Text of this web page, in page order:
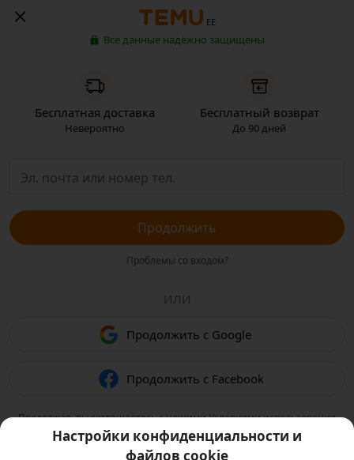
EE
Все данные надёжно защищены
Бесплатная доставка
Невероятно
Бесплатный возврат
До 90 дней
Продолжить
Проблемы со входом?
ИЛИ
Продолжить с Google
Продолжить с Facebook
Продолжая, вы соглашаетесь с нашимиУсловиями использования
и подтверждаете, что прочитали нашу Политику
конфиденциальности
Настройки конфиденциальности и
файлов cookie